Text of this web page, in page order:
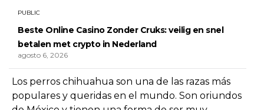
Los perros chihuahua son una de las razas más
populares y queridas en el mundo. Son oriundos
PUBLIC
Beste Online Casino Zonder Cruks: veilig en snel
betalen met crypto in Nederland
agosto 6, 2026